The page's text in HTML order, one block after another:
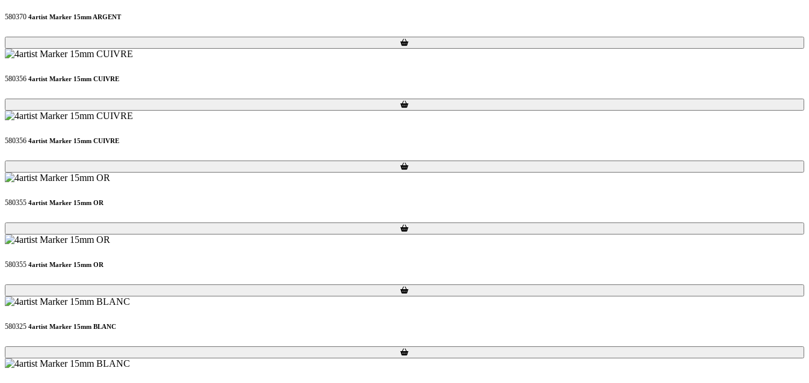
580370 4artist Marker 15mm ARGENT
Loading...
Loading...
580356 4artist Marker 15mm CUIVRE
Loading...
Loading...
580356 4artist Marker 15mm CUIVRE
Loading...
Loading...
580355 4artist Marker 15mm OR
Loading...
Loading...
580355 4artist Marker 15mm OR
Loading...
Loading...
580325 4artist Marker 15mm BLANC
Loading...
Loading...